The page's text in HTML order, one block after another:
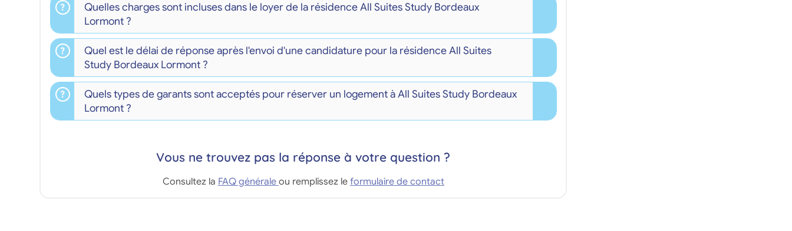
Quelles charges sont incluses dans le loyer de la résidence All Suites Study Bordeaux
Lormont ?
Quel est le délai de réponse après l'envoi d'une candidature pour la résidence All Suites
Study Bordeaux Lormont ?
Quels types de garants sont acceptés pour réserver un logement à All Suites Study Bordeaux
Lormont ?
Vous ne trouvez pas la réponse à votre question ?
Consultez la FAQ générale ou remplissez le formulaire de contact